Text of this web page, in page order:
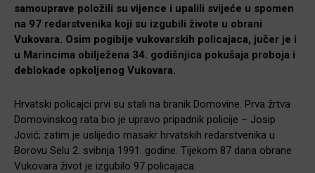
samouprave položili su vijence i upalili svijeće u spomen
na 97 redarstvenika koji su izgubili živote u obrani
Vukovara. Osim pogibije vukovarskih policajaca, jučer je i
u Marincima obilježena 34. godišnjica pokušaja proboja i
deblokade opkoljenog Vukovara.
Hrvatski policajci prvi su stali na branik Domovine. Prva žrtva
Domovinskog rata bio je upravo pripadnik policije – Josip
Jović; zatim je uslijedio masakr hrvatskih redarstvenika u
Borovu Selu 2. svibnja 1991. godine. Tijekom 87 dana obrane
Vukovara život je izgubilo 97 policajaca.